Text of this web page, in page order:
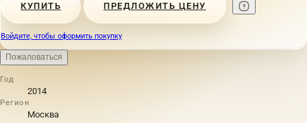
КУПИТЬ ПРЕДЛОЖИТЬ ЦЕНУ
Войдите, чтобы оформить покупку
Пожаловаться
Год
2014
Регион
Москва